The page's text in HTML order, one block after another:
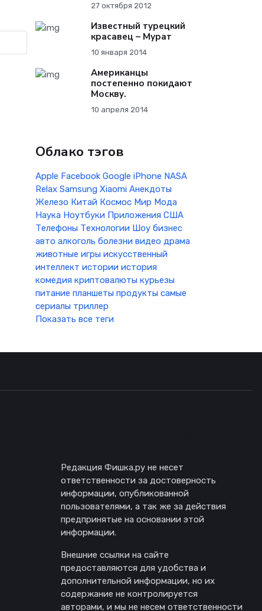
27 октября 2012
Известный турецкий
красавец – Мурат
10 января 2014
Американцы
постепенно покидают
Москву.
10 апреля 2014
Облако тэгов
Apple Facebook Google iPhone NASA
Relax Samsung Xiaomi Анекдоты
Железо Китай Космос Мир Мода
Наука Ноутбуки Приложения США
Телефоны Технологии Шоу бизнес
авто алкоголь болезни видео драма
животные игры искусственный
интеллект истории история
комедия криптовалюты курьезы
питание планшеты продукты самые
сериалы триллер
Показать все теги
Редакция Фишка.ру не несет
ответственности за достоверность
информации, опубликованной
пользователями, а так же за действия
предпринятые на основании этой
информации.
Внешние ссылки на сайте
предоставляются для удобства и
дополнительной информации, но их
содержание не контролируется
авторами, и мы не несем ответственности